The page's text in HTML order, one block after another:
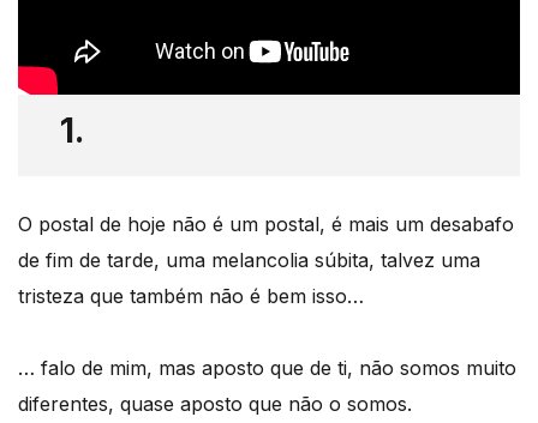
1.
O postal de hoje não é um postal, é mais um desabafo
de fim de tarde, uma melancolia súbita, talvez uma
tristeza que também não é bem isso…
… falo de mim, mas aposto que de ti, não somos muito
diferentes, quase aposto que não o somos.